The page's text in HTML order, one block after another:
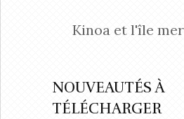
Kinoa et l'île
NOUVEAUTÉS À
TÉLÉCHARGER